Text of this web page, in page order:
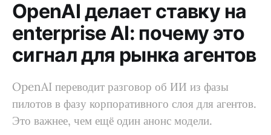
OpenAI делает ставку на
enterprise AI: почему это
сигнал для рынка агентов
OpenAI переводит разговор об ИИ из фазы
пилотов в фазу корпоративного слоя для агентов.
Это важнее, чем ещё один анонс модели.